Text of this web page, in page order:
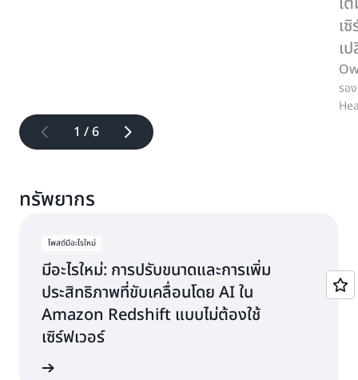
เ
เ
รอ
1 / 6
ทรัพยากร
โพสต์มีอะไรใหม่
มีอะไรใหม่: การปรับขนาดและการเพิ่ม
ประสิทธิภาพที่ขับเคลื่อนโดย AI ใน
Amazon Redshift แบบไม่ต้องใช้
เซิร์ฟเวอร์